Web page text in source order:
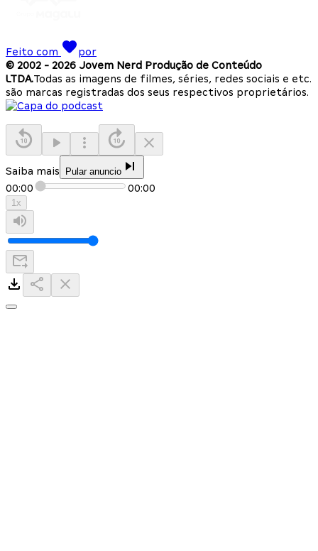
Feito com
por
© 2002 - 2026 Jovem Nerd Produção de Conteúdo
LTDA.Todas as imagens de filmes, séries, redes sociais e etc.
são marcas registradas dos seus respectivos proprietários.
Saiba mais Pular anuncio
00:00 00:00
1x